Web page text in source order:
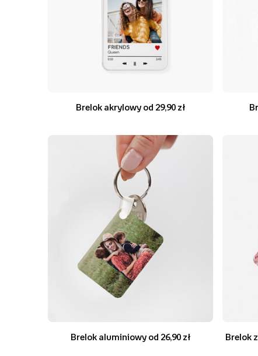
Brelok akrylowy od 29,90 zł
Brelok aluminiowy od 26,90 zł
Brelok